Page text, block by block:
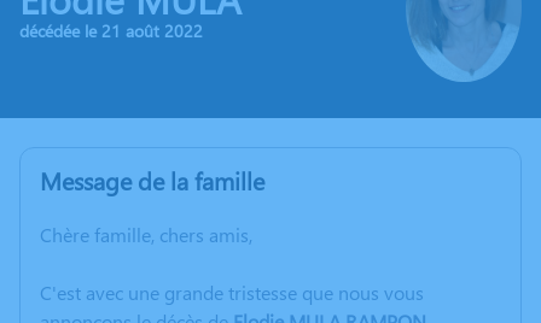
décédée le 21 août 2022
Message de la famille
Chère famille, chers amis,
C'est avec une grande tristesse que nous vous